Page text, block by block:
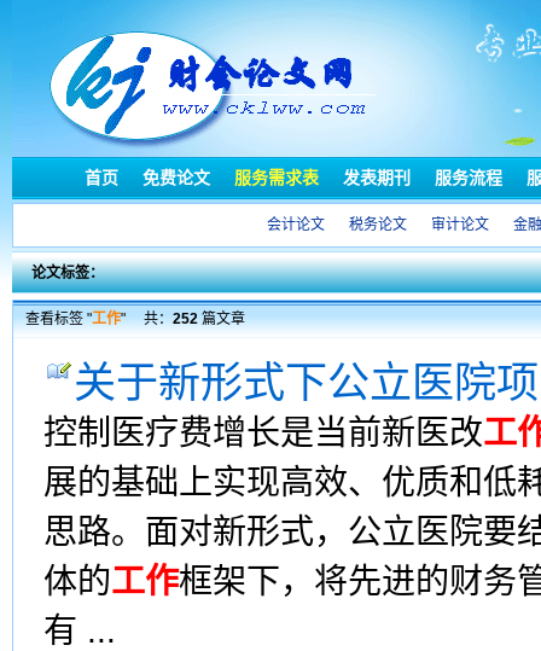
首页 免费论文 服务需求表 发表期刊 服务流程
会计论文 税务论文 审计论文 金
论文标签：
查看标签 "工作" 共：252篇文章
关于新形式下公立医院
控制医疗费增长是当前新医改工
展的基础上实现高效、优质和低
思路。面对新形式，公立医院要
体的工作框架下，将先进的财务
有 ...